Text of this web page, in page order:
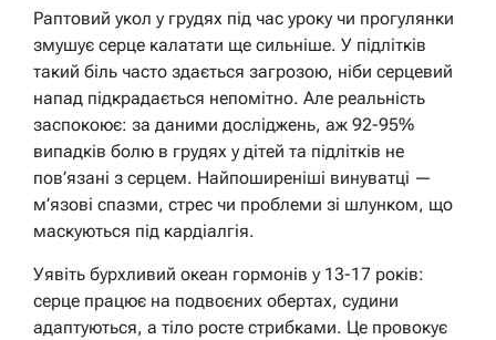
Раптовий укол у грудях під час уроку чи прогулянки
змушує серце калатати ще сильніше. У підлітків
такий біль часто здається загрозою, ніби серцевий
напад підкрадається непомітно. Але реальність
заспокоює: за даними досліджень, аж 92-95%
випадків болю в грудях у дітей та підлітків не
пов’язані з серцем. Найпоширеніші винуватці —
м’язові спазми, стрес чи проблеми зі шлунком, що
маскуються під кардіалгія.
Уявіть бурхливий океан гормонів у 13-17 років:
серце працює на подвоєних обертах, судини
адаптуються, а тіло росте стрибками. Це провокує